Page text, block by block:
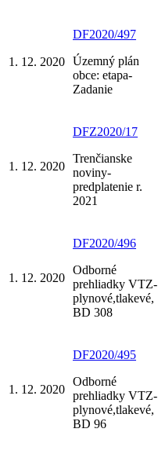
1. 12. 2020
DF2020/497
Územný plán
obce: etapa-
Zadanie
1. 12. 2020
DFZ2020/17
Trenčianske
noviny-
predplatenie r.
2021
1. 12. 2020
DF2020/496
Odborné
prehliadky VTZ-
plynové,tlakevé,
BD 308
1. 12. 2020
DF2020/495
Odborné
prehliadky VTZ-
plynové,tlakevé,
BD 96